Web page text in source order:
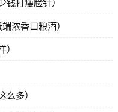
打瘦脸针）
浓香口粮酒）
多）